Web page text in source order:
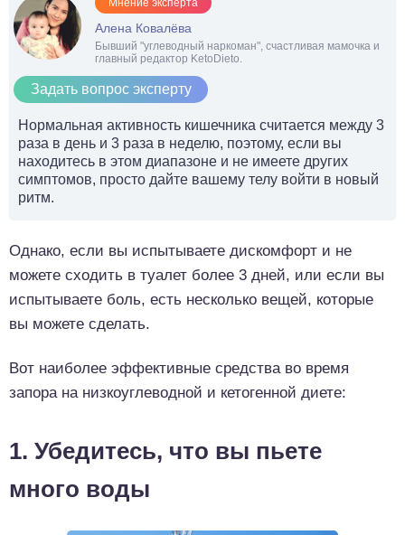
Мнение эксперта
Алена Ковалёва
Бывший "углеводный наркоман", счастливая мамочка и
главный редактор KetoDieto.
Задать вопрос эксперту
Нормальная активность кишечника считается между 3
раза в день и 3 раза в неделю, поэтому, если вы
находитесь в этом диапазоне и не имеете других
симптомов, просто дайте вашему телу войти в новый
ритм.
Однако, если вы испытываете дискомфорт и не
можете сходить в туалет более 3 дней, или если вы
испытываете боль, есть несколько вещей, которые
вы можете сделать.
Вот наиболее эффективные средства во время
запора на низкоуглеводной и кетогенной диете:
1. Убедитесь, что вы пьете
много воды